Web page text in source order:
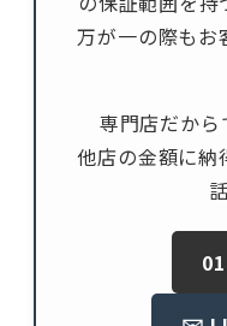
万が一の際もお
専門店だから
他店の金額に納